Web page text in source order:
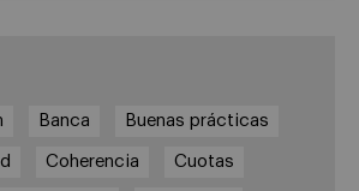
Banca Buenas prácticas
Coherencia Cuotas